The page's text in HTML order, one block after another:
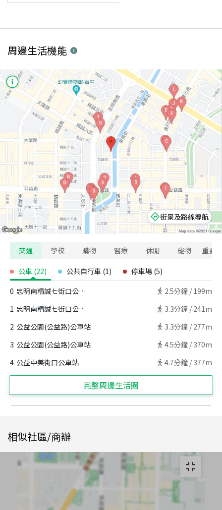
周邊生活機能
街景及路線導航
交通 學校 購物 醫療 休閒 寵物 重要
公車 (22) 公共自行車 (1) 停車場 (5)
0 忠明南精誠七街口公車站 2.5分鐘 / 199m
1 忠明南精誠七街口公車站 3.3分鐘 / 241m
2 公益公園(公益路)公車站 3.3分鐘 / 277m
3 公益公園(公益路)公車站 4.5分鐘 / 370m
4 公益中美街口公車站 4.7分鐘 / 377m
完整周邊生活圈
相似社區/商辦